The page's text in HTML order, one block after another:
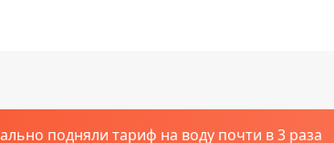
подняли тариф на воду почти в 3 раза